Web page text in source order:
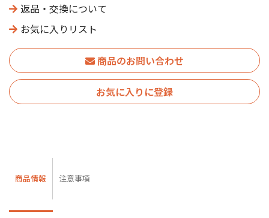
返品・交換について
お気に入りリスト
商品のお問い合わせ
お気に入りに登録
商品情報 注意事項